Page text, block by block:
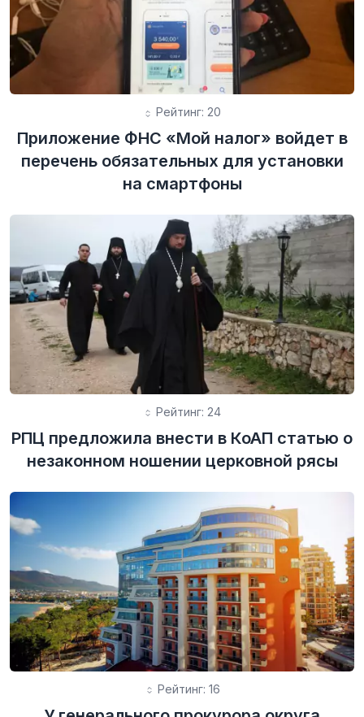
Рейтинг: 20
Приложение ФНС «Мой налог» войдет в
перечень обязательных для установки
на смартфоны
Рейтинг: 24
РПЦ предложила внести в КоАП статью о
незаконном ношении церковной рясы
Рейтинг: 16